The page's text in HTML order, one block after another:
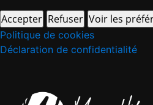
Accepter Refuser Voir les
Politique de cookies
Déclaration de confidentialité